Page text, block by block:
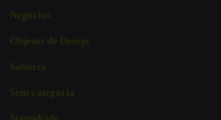
Negócios
Objetos de Desejo
Sabores
Sem categoria